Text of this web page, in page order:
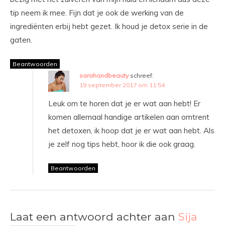
tip neem ik mee. Fijn dat je ook de werking van de
ingrediënten erbij hebt gezet. Ik houd je detox serie in de
gaten.
Beantwoorden
sarahandbeauty schreef:
19 september 2017 om 11:54
Leuk om te horen dat je er wat aan hebt! Er
komen allemaal handige artikelen aan omtrent
het detoxen, ik hoop dat je er wat aan hebt. Als
je zelf nog tips hebt, hoor ik die ook graag.
Beantwoorden
Laat een antwoord achter aan Sija